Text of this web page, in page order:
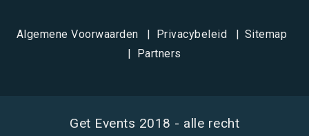
Algemene Voorwaarden Privacybeleid
Sitemap
Partners
Get Events 2018 - alle recht